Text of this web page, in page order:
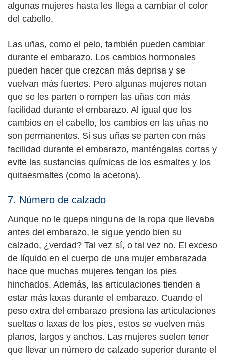
algunas mujeres hasta les llega a cambiar el color
del cabello.
Las uñas, como el pelo, también pueden cambiar
durante el embarazo. Los cambios hormonales
pueden hacer que crezcan más deprisa y se
vuelvan más fuertes. Pero algunas mujeres notan
que se les parten o rompen las uñas con más
facilidad durante el embarazo. Al igual que los
cambios en el cabello, los cambios en las uñas no
son permanentes. Si sus uñas se parten con más
facilidad durante el embarazo, manténgalas cortas y
evite las sustancias químicas de los esmaltes y los
quitaesmaltes (como la acetona).
7. Número de calzado
Aunque no le quepa ninguna de la ropa que llevaba
antes del embarazo, le sigue yendo bien su
calzado, ¿verdad? Tal vez sí, o tal vez no. El exceso
de líquido en el cuerpo de una mujer embarazada
hace que muchas mujeres tengan los pies
hinchados. Además, las articulaciones tienden a
estar más laxas durante el embarazo. Cuando el
peso extra del embarazo presiona las articulaciones
sueltas o laxas de los pies, estos se vuelven más
planos, largos y anchos. Las mujeres suelen tener
que llevar un número de calzado superior durante el